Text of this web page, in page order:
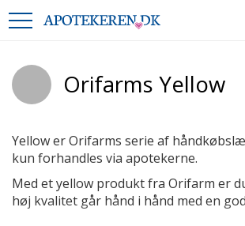
Orifarms Yellow
Yellow er Orifarms serie af
kun forhandles via apotekerne.
Med et yellow produkt fra Orifarm er
høj kvalitet går hånd i hånd med en